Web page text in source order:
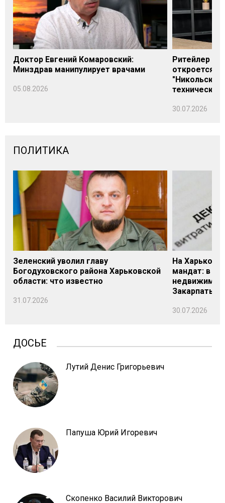
Доктор Евгений Комаровский:
Минздрав манипулирует врачами
05.08.2026
Ритейлер
откроется
технических
30.07.2026
ПОЛИТИКА
Зеленский уволил главу
Богодуховского района Харьковской
области: что известно
31.07.2026
На
мандат: в
Закарпатье
30.07.2026
ДОСЬЕ
Лутий Денис Григорьевич
Папуша Юрий Игоревич
Скопенко Василий Викторович